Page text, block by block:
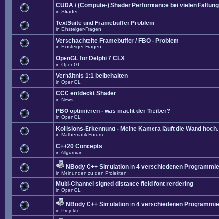
CUDA / (Compute-) Shader Performance bei vielen
in Shader
TextSuite und Framebuffer Problem
in Einsteiger-Fragen
Verschachtelte Framebuffer / FBO - Problem
in Einsteiger-Fragen
OpenGL for Delphi 7 CLX
in OpenGL
Verhältnis 1:1 beibehalten
in OpenGL
CCC entdeckt Shader
in News
PBO optimieren - was macht der Treiber?
in OpenGL
Kollisions-Erkennung - Meine Kamera läuft die Wand hoch.
in Mathematik-Forum
C++20 Concepts
in Allgemein
NBody C++ Simulation in 4 verschiedenen
in Meinungen zu den Projekten
Multi-Channel signed distance field font rendering
in OpenGL
NBody C++ Simulation in 4 verschiedenen
in Projekte